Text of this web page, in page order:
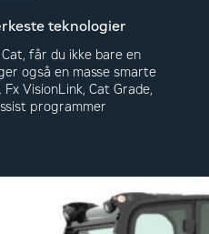
teknologier
får du ikke bare en
også en masse smarte
VisionLink, Cat Grade,
programmer